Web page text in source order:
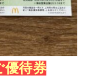
優待券